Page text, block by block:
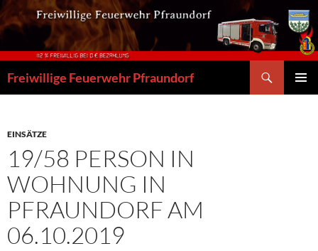
Zum
Inhalt
springen
Freiwillige Feuerwehr Pfraundorf
EINSÄTZE
19/58 PERSON IN
WOHNUNG IN
PFRAUNDORF AM
06.10.2019